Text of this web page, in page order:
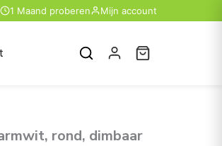
1 Maand proberen Mijn account
rond, dimbaar